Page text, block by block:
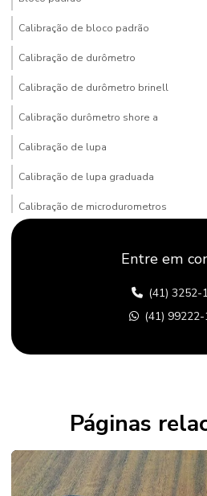
Calibração de bloco padrão
Calibração de durômetro
Calibração de durômetro brinell
Calibração durômetro shore a
Calibração de lupa
Calibração de lupa graduada
Calibração de microdurometros
Calibrar durômetro rockwell
Comprar durômetro portatil
Conserto de durômetro
Durômetro para aço preço
Entre em
(41) 3252-
(41)
Páginas